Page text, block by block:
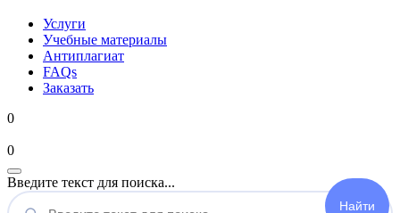
Услуги
Учебные материалы
Антиплагиат
FAQs
Заказать
0
0
Введите текст для поиска...